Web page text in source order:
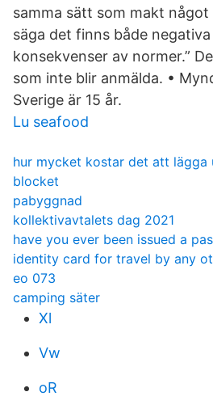
samma sätt som makt
säga det finns både
konsekvenser av normer.”
som inte blir anmälda. •
Sverige är 15 år.
Lu seafood
hur mycket kostar det att lägga
blocket
pabyggnad
kollektivavtalets dag 2021
have you ever been issued a
identity card for travel by any
eo 073
camping säter
Xl
Vw
oR